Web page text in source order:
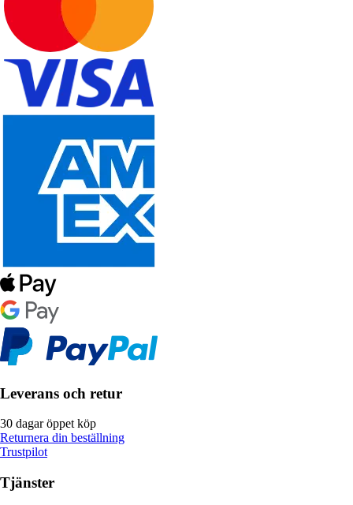
Leverans och retur
30 dagar öppet köp
Returnera din beställning
Trustpilot
Tjänster